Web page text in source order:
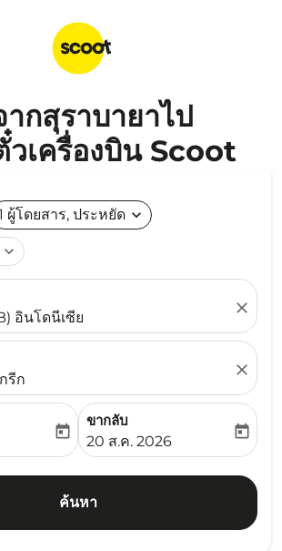
กสุราบายาไป
วเครื่องบิน Scoot
ผู้โดยสาร, ประหยัด expand_more
expand_more
อินโดนีเซีย
close
รีก
close
date-aria-label
today
ขากลับ
fc-booking-return-date-
20 ส.ค. 2026
today
ค้นหา